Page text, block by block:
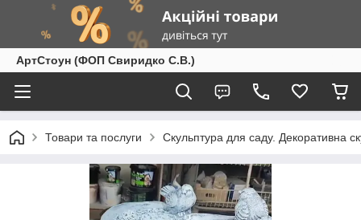
АртСтоун (ФОП Свиридко С.В.)
Товари та послуги Скульптура для саду. Декоративна